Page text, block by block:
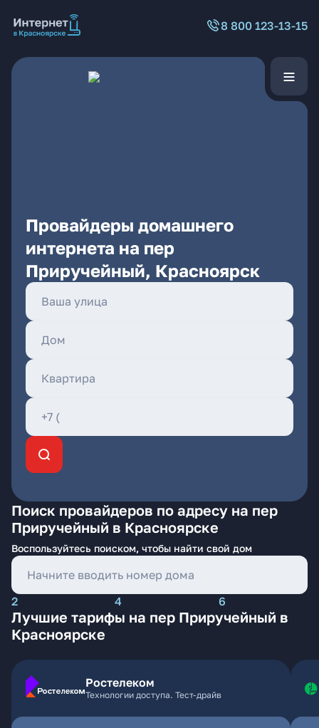
8 800 123-13-15
Провайдеры домашнего
интернета на пер
Приручейный, Красноярск
Поиск провайдеров по адресу на пер
Приручейный в Красноярске
Воспользуйтесь поиском, чтобы найти свой дом
2 4 6
Лучшие тарифы на пер Приручейный в
Красноярске
Ростелеком
Технологии доступа. Тест-драйв